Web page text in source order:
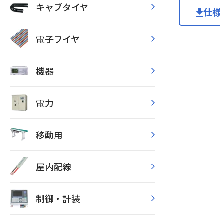
キャブタイヤ
電子ワイヤ
機器
電力
移動用
屋内配線
制御・計装
仕